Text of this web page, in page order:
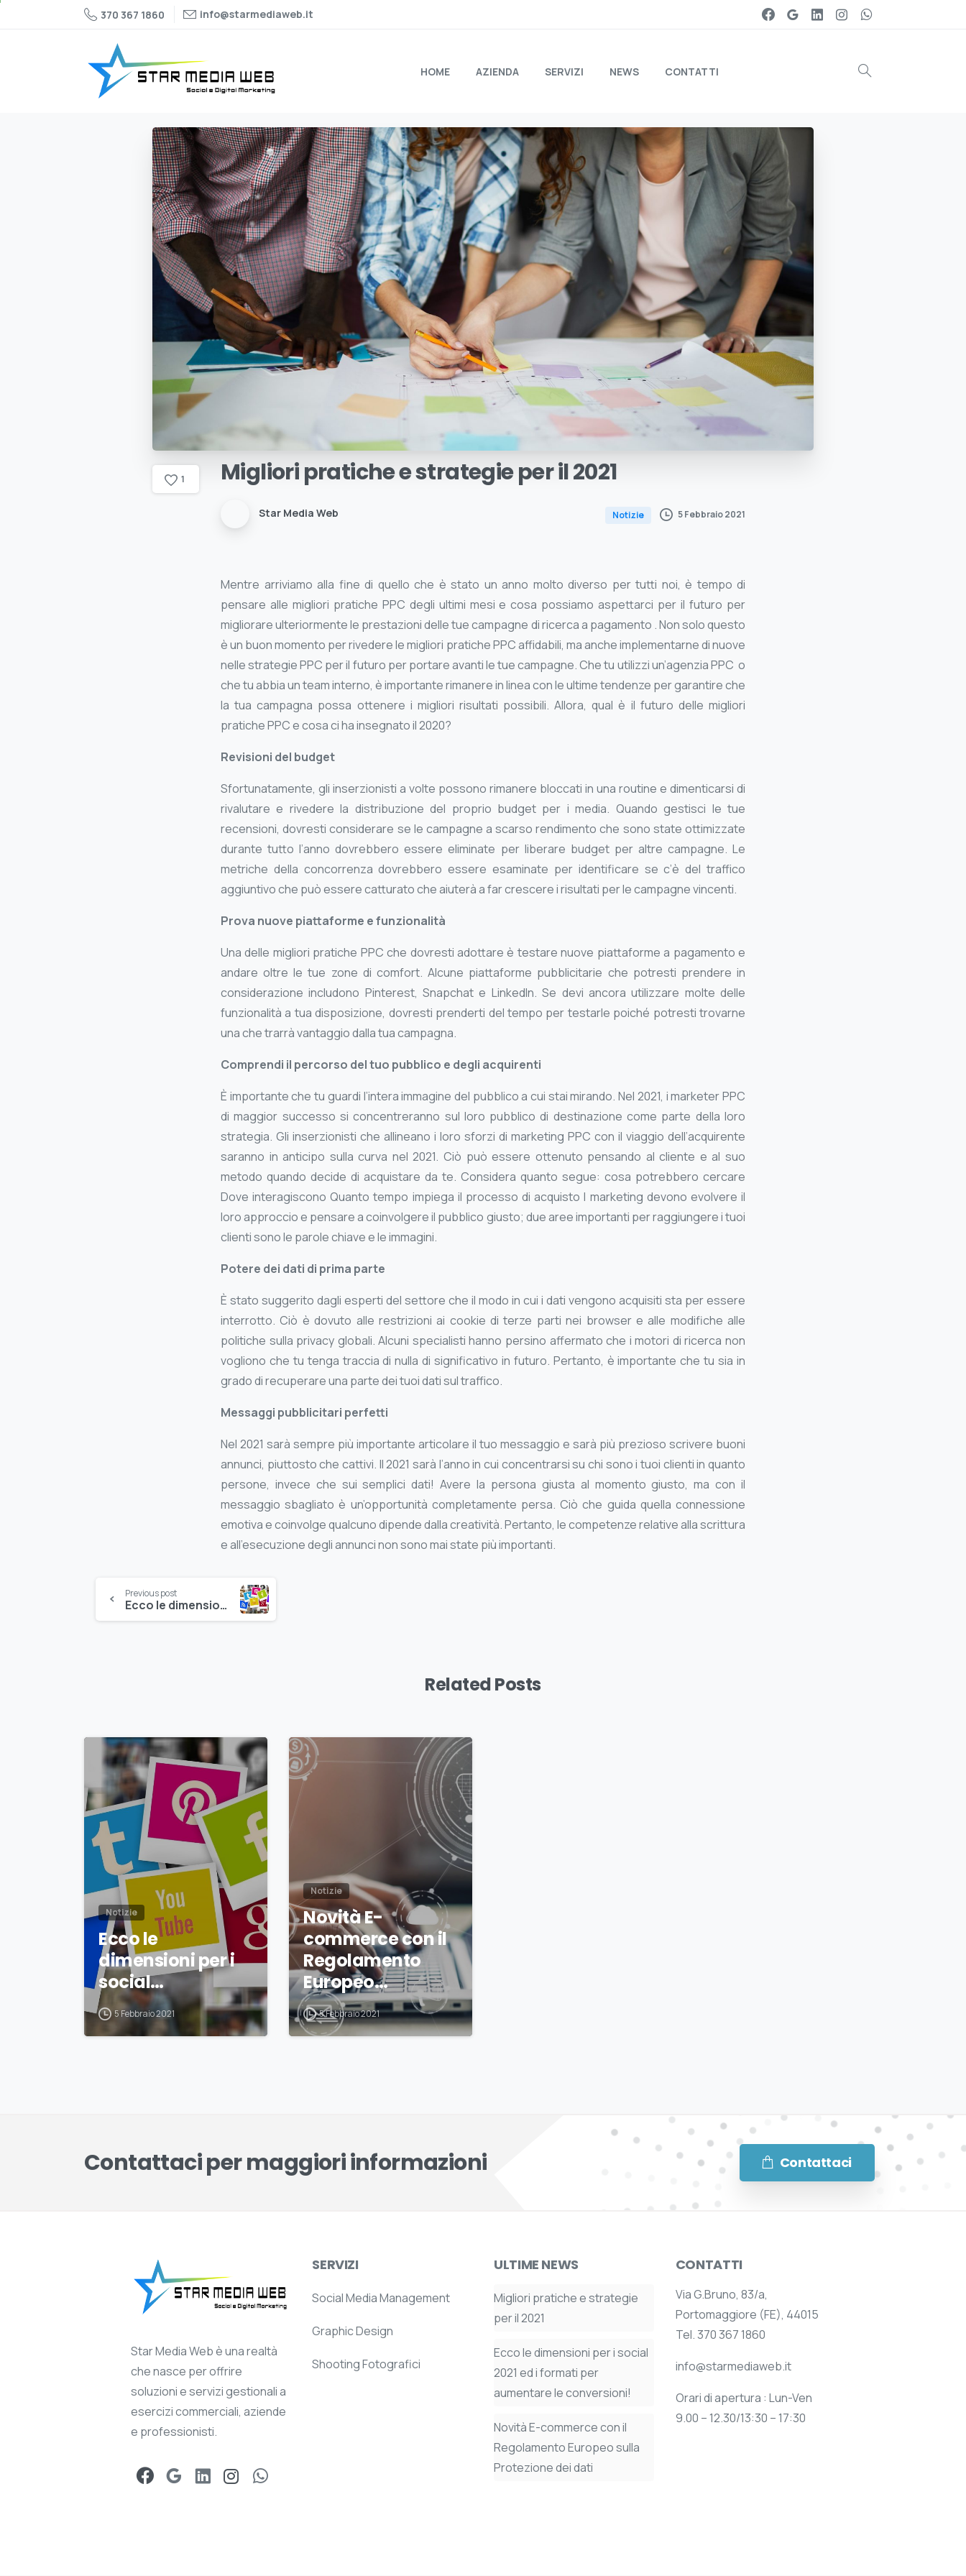
370 367 1860 info@starmediaweb.it
HOME AZIENDA SERVIZI NEWS CONTATTI
1 Miglioripraticheestrategieperil2021
Star Media Web Notizie 5 Febbraio 2021
Mentre arriviamo alla fine di quello che è stato un anno molto diverso per tutti noi, è tempo di
pensare alle migliori pratiche PPC degli ultimi mesi e cosa possiamo aspettarci per il futuro per
migliorare ulteriormente le prestazioni delle tue campagne di ricerca a pagamento . Non solo questo
è un buon momento per rivedere le migliori pratiche PPC affidabili, ma anche implementarne di nuove
nelle strategie PPC per il futuro per portare avanti le tue campagne. Che tu utilizzi un’agenzia PPC o
che tu abbia un team interno, è importante rimanere in linea con le ultime tendenze per garantire che
la tua campagna possa ottenere i migliori risultati possibili. Allora, qual è il futuro delle migliori
pratiche PPC e cosa ci ha insegnato il 2020?
Revisioni del budget
Sfortunatamente, gli inserzionisti a volte possono rimanere bloccati in una routine e dimenticarsi di
rivalutare e rivedere la distribuzione del proprio budget per i media. Quando gestisci le tue
recensioni, dovresti considerare se le campagne a scarso rendimento che sono state ottimizzate
durante tutto l’anno dovrebbero essere eliminate per liberare budget per altre campagne. Le
metriche della concorrenza dovrebbero essere esaminate per identificare se c’è del traffico
aggiuntivo che può essere catturato che aiuterà a far crescere i risultati per le campagne vincenti.
Prova nuove piattaforme e funzionalità
Una delle migliori pratiche PPC che dovresti adottare è testare nuove piattaforme a pagamento e
andare oltre le tue zone di comfort. Alcune piattaforme pubblicitarie che potresti prendere in
considerazione includono Pinterest, Snapchat e LinkedIn. Se devi ancora utilizzare molte delle
funzionalità a tua disposizione, dovresti prenderti del tempo per testarle poiché potresti trovarne
una che trarrà vantaggio dalla tua campagna.
Comprendi il percorso del tuo pubblico e degli acquirenti
È importante che tu guardi l’intera immagine del pubblico a cui stai mirando. Nel 2021, i marketer PPC
di maggior successo si concentreranno sul loro pubblico di destinazione come parte della loro
strategia. Gli inserzionisti che allineano i loro sforzi di marketing PPC con il viaggio dell’acquirente
saranno in anticipo sulla curva nel 2021. Ciò può essere ottenuto pensando al cliente e al suo
metodo quando decide di acquistare da te. Considera quanto segue: cosa potrebbero cercare
Dove interagiscono Quanto tempo impiega il processo di acquisto I marketing devono evolvere il
loro approccio e pensare a coinvolgere il pubblico giusto; due aree importanti per raggiungere i tuoi
clienti sono le parole chiave e le immagini.
Potere dei dati di prima parte
È stato suggerito dagli esperti del settore che il modo in cui i dati vengono acquisiti sta per essere
interrotto. Ciò è dovuto alle restrizioni ai cookie di terze parti nei browser e alle modifiche alle
politiche sulla privacy globali. Alcuni specialisti hanno persino affermato che i motori di ricerca non
vogliono che tu tenga traccia di nulla di significativo in futuro. Pertanto, è importante che tu sia in
grado di recuperare una parte dei tuoi dati sul traffico.
Messaggi pubblicitari perfetti
Nel 2021 sarà sempre più importante articolare il tuo messaggio e sarà più prezioso scrivere buoni
annunci, piuttosto che cattivi. Il 2021 sarà l’anno in cui concentrarsi su chi sono i tuoi clienti in quanto
persone, invece che sui semplici dati! Avere la persona giusta al momento giusto, ma con il
messaggio sbagliato è un’opportunità completamente persa. Ciò che guida quella connessione
emotiva e coinvolge qualcuno dipende dalla creatività. Pertanto, le competenze relative alla scrittura
e all’esecuzione degli annunci non sono mai state più importanti.
Continue
Reading
Previous post
Ecco le dimensioni per i social 2021 ed i formati per aumentare le conversioni!
Related Posts
0
Notizie
Ecco le
dimensioni per i
social…
5 Febbraio 2021
0
Notizie
Novità E-
commerce con il
Regolamento
Europeo…
5 Febbraio 2021
Contattaci per maggiori informazioni Contattaci
Star Media Web è una realtà
che nasce per offrire
soluzioni e servizi gestionali a
esercizi commerciali, aziende
e professionisti.
SERVIZI
Social Media Management
Graphic Design
Shooting Fotografici
ULTIME NEWS
Migliori pratiche e strategie
per il 2021
Ecco le dimensioni per i social
2021 ed i formati per
aumentare le conversioni!
Novità E-commerce con il
Regolamento Europeo sulla
Protezione dei dati
CONTATTI
Via G.Bruno, 83/a,
Portomaggiore (FE), 44015
Tel. 370 367 1860
info@starmediaweb.it
Orari di apertura : Lun-Ven
9.00 – 12.30/13:30 – 17:30